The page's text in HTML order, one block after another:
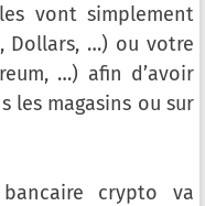
vont simplement
Dollars, …) ou votre
…) afin d’avoir
les magasins ou sur
crypto va